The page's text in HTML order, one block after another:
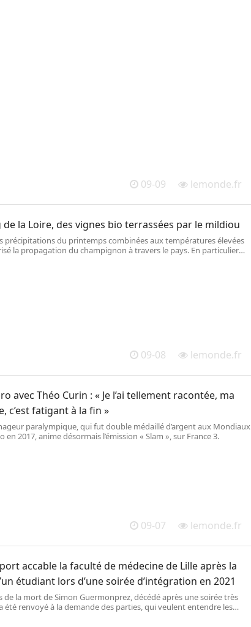
09-09 lemonde.fr
de la Loire, des vignes bio terrassées par le mildiou
précipitations du printemps combinées aux températures élevées
la propagation du champignon à travers le pays. En particulier
09-08 lemonde.fr
avec Théo Curin : « Je l’ai tellement racontée, ma
c’est fatigant à la fin »
nageur paralympique, qui fut double médaillé d’argent aux Mondiaux
en 2017, anime désormais l’émission « Slam », sur France 3.
09-07 lemonde.fr
accable la faculté de médecine de Lille après la
étudiant lors d’une soirée d’intégration en 2021
de la mort de Simon Guermonprez, décédé après une soirée très
été renvoyé à la demande des parties, qui veulent entendre les